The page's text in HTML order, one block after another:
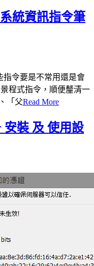
統資訊指令筆
指令要是不常用還是會
程式指令，順便釐清一
「父Read More
安裝 及 使用設